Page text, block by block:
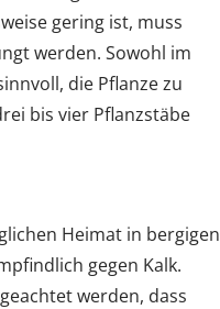
gering ist, muss
werden. Sowohl im
die Pflanze zu
bis vier Pflanzstäbe
Heimat in bergigen
gegen Kalk.
werden, dass